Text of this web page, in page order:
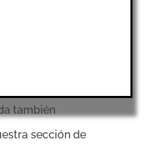
también
sección de